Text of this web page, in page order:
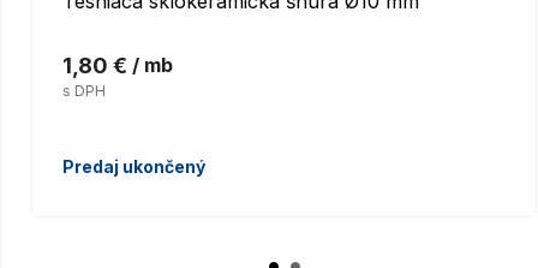
1,80 € / mb
s DPH
Predaj ukončený